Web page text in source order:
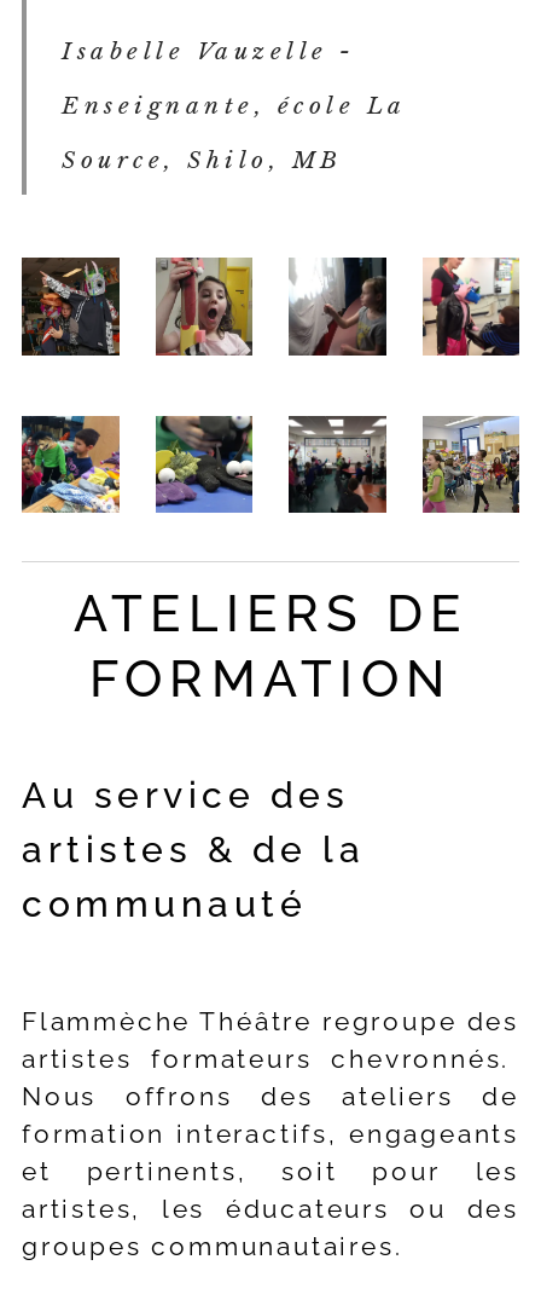
Isabelle Vauzelle -
Enseignante, école La
Source, Shilo, MB
ATELIERS DE
FORMATION
Au service des
artistes & de la
communauté
Flammèche Théâtre regroupe des
artistes formateurs chevronnés.
Nous offrons des ateliers de
formation interactifs, engageants
et pertinents, soit pour les
artistes, les éducateurs ou des
groupes communautaires.